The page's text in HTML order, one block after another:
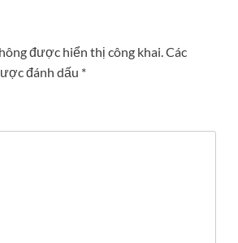
được hiển thị công khai. Các
đánh dấu *